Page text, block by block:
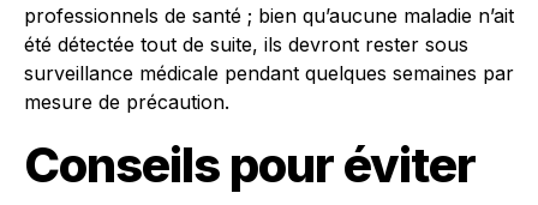
professionnels de santé ; bien qu’aucune maladie n’ait
été détectée tout de suite, ils devront rester sous
surveillance médicale pendant quelques semaines par
mesure de précaution.
Conseils pour éviter